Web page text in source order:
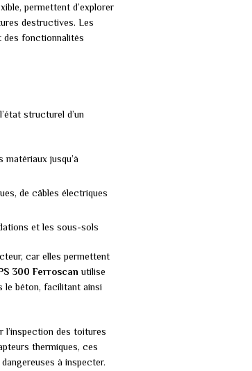
permettent d’explorer
destructives. Les
des fonctionnalités
structurel d’un
jusqu’à
de câbles électriques
et les sous-sols
car elles permettent
300 Ferroscan utilise
le béton, facilitant ainsi
l’inspection des toitures
thermiques, ces
à inspecter.